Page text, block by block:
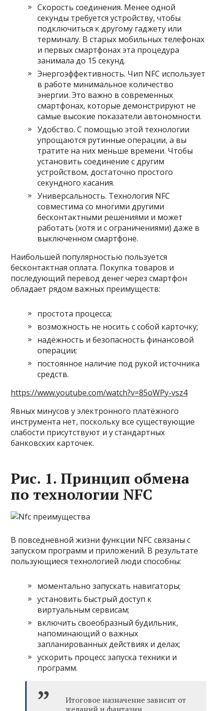
Скорость соединения. Менее одной
секунды требуется устройству, чтобы
подключиться к другому гаджету или
терминалу. В старых мобильных телефонах
и первых смартфонах эта процедура
занимала до 15 секунд.
Энергоэффективность. Чип NFC использует
в работе минимальное количество
энергии. Это важно в современных
смартфонах, которые демонстрируют не
самые высокие показатели автономности.
Удобство. С помощью этой технологии
упрощаются рутинные операции, а вы
тратите на них меньше времени. Чтобы
установить соединение с другим
устройством, достаточно простого
секундного касания.
Универсальность. Технология NFC
совместима со многими другими
бесконтактными решениями и может
работать (хотя и с ограничениями) даже в
выключенном смартфоне.
Наибольшей популярностью пользуется
бесконтактная оплата. Покупка товаров и
последующий перевод денег через смартфон
обладает рядом важных преимуществ:
простота процесса;
возможность не носить с собой карточку;
надёжность и безопасность финансовой
операции;
постоянное наличие под рукой источника
средств.
https://www.youtube.com/watch?v=85oWPy-vsz4
Явных минусов у электронного платёжного
инструмента нет, поскольку все существующие
слабости присутствуют и у стандартных
банковских карточек.
Рис. 1. Принцип обмена
по технологии NFC
В повседневной жизни функции NFC связаны с
запуском программ и приложений. В результате
пользующиеся технологией люди способны:
моментально запускать навигаторы;
установить быстрый доступ к
виртуальным сервисам;
включить своеобразный будильник,
напоминающий о важных
запланированных действиях и делах;
ускорить процесс запуска техники и
программ.
Итоговое назначение зависит от
желаний и фантазии